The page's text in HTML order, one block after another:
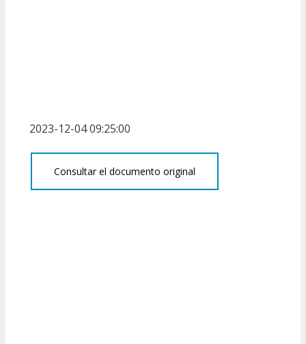
2023-12-04 09:25:00
Consultar el documento original